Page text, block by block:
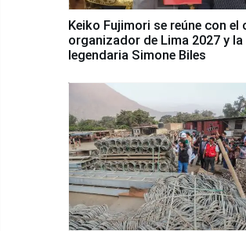
Keiko Fujimori se reúne con el
organizador de Lima 2027 y la
legendaria Simone Biles